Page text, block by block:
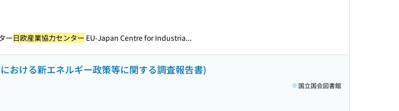
ー日欧産業協力センター EU-Japan Centre for Industria...
おける新エネルギー政策等に関する調査報告書)
国立国会図書館